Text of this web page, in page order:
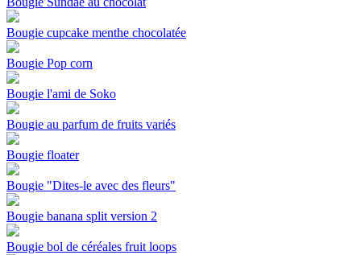
Bougie cupcake menthe chocolatée
Bougie Pop corn
Bougie l'ami de Soko
Bougie au parfum de fruits variés
Bougie floater
Bougie "Dites-le avec des fleurs"
Bougie banana split version 2
Bougie bol de céréales fruit loops